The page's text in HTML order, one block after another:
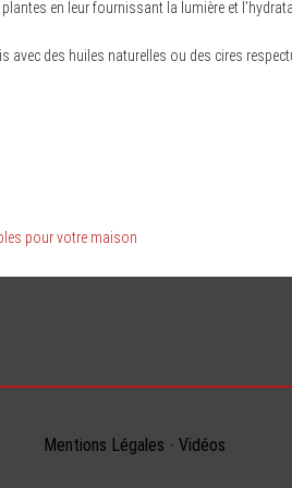
plantes en leur fournissant la lumière et
avec des huiles naturelles ou des cires
pour votre maison
Mentions Légales - Vidéos